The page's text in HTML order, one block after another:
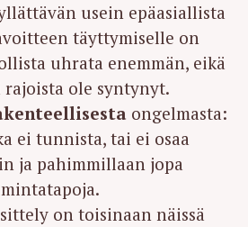
usein epäasiallista
täyttymiselle on
uhrata enemmän, eikä
ole syntynyt.
ongelmasta:
ei tunnista, tai ei osaa
ja pahimmillaan jopa
on toisinaan näissä